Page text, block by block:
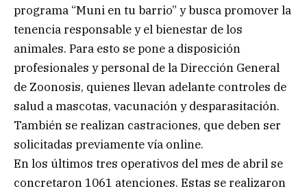
programa “Muni en tu barrio” y busca promover la
tenencia responsable y el bienestar de los
animales. Para esto se pone a disposición
profesionales y personal de la Dirección General
de Zoonosis, quienes llevan adelante controles de
salud a mascotas, vacunación y desparasitación.
También se realizan castraciones, que deben ser
solicitadas previamente vía online.
En los últimos tres operativos del mes de abril se
concretaron 1061 atenciones. Estas se realizaron